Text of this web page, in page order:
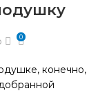
0
конечно,